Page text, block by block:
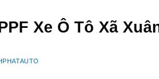
Xe Ô Tô Xã